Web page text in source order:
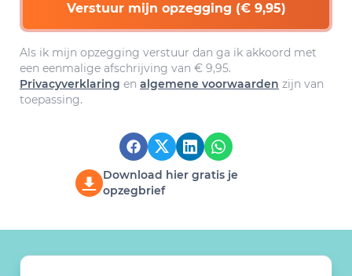
Verstuur mijn opzegging (€ 9,95)
Als ik mijn opzegging verstuur dan ga ik akkoord met
een eenmalige afschrijving van € 9,95.
Privacyverklaring en algemene voorwaarden zijn van
toepassing.
Download hier gratis je
opzegbrief